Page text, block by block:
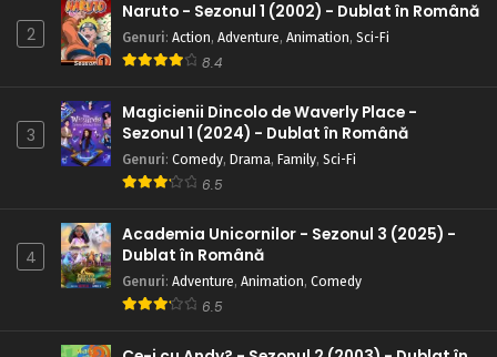
2
Naruto - Sezonul 1 (2002) - Dublat în Română
Genuri: Action, Adventure, Animation, Sci-Fi
8.4
3
Magicienii Dincolo de Waverly Place -
Sezonul 1 (2024) - Dublat în Română
Genuri: Comedy, Drama, Family, Sci-Fi
6.5
4
Academia Unicornilor - Sezonul 3 (2025) -
Dublat în Română
Genuri: Adventure, Animation, Comedy
6.5